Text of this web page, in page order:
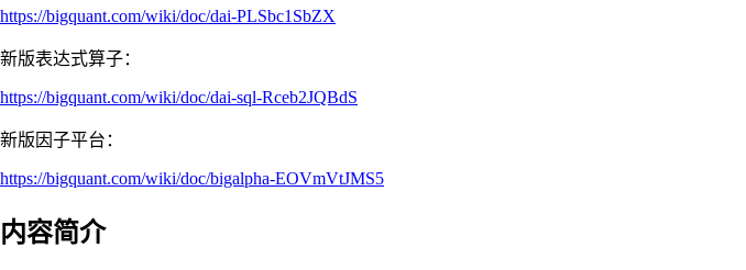
https://bigquant.com/wiki/doc/dai-PLSbc1SbZX
新版表达式算子：
https://bigquant.com/wiki/doc/dai-sql-Rceb2JQBdS
新版因子平台：
https://bigquant.com/wiki/doc/bigalpha-EOVmVtJMS5
内容简介